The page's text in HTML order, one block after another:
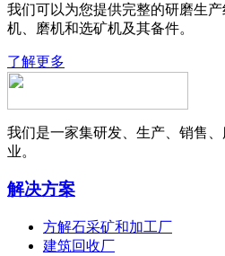
我们可以为您提供完整的研磨生
机、磨机和选矿机及其备件。
了解更多
我们是一家集研发、生产、销售
业。
解决方案
方解石采矿和加工厂
建筑回收厂